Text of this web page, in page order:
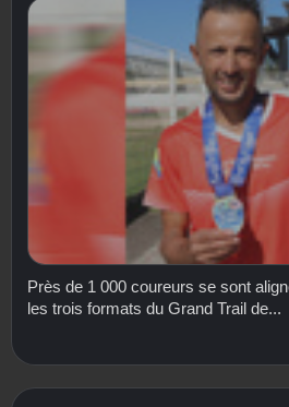
Près de 1 000 coureurs se sont
les trois formats du Grand Trail de...